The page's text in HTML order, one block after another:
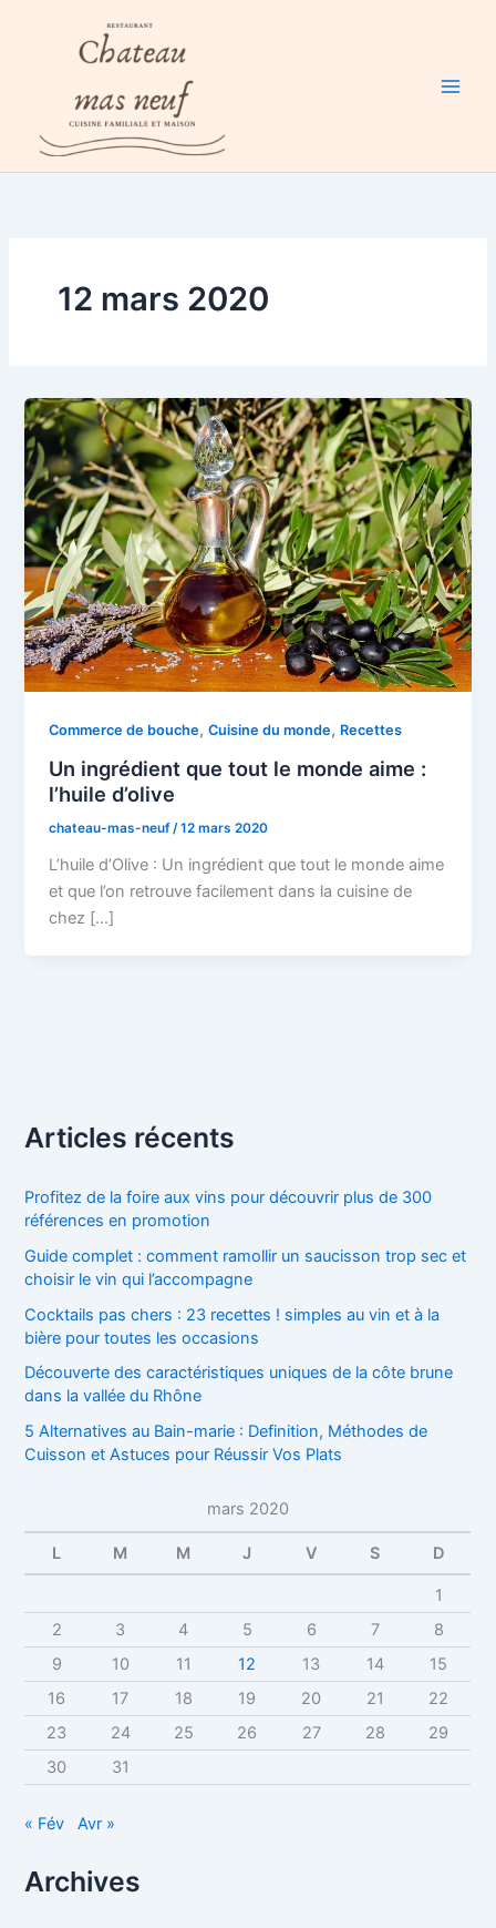
12 mars 2020
Commerce de bouche,Cuisine du monde, Recettes
Un ingrédient que tout le monde aime :
l’huile d’olive
chateau-mas-neuf/12 mars 2020
L’huile d’Olive : Un ingrédient que tout le monde aime
et que l’on retrouve facilement dans la cuisine de
chez […]
Articles récents
Profitez de la foire aux vins pour découvrir plus de 300
références en promotion
Guide complet : comment ramollir un saucisson trop sec et
choisir le vin qui l’accompagne
Cocktails pas chers : 23 recettes ! simples au vin et à la
bière pour toutes les occasions
Découverte des caractéristiques uniques de la côte brune
dans la vallée du Rhône
5 Alternatives au Bain-marie : Definition, Méthodes de
Cuisson et Astuces pour Réussir Vos Plats
mars 2020
L M M J V S D
1
2
3 4 5 6 7
8
9
10 11 12 13 14
15
16
17 18 19 20 21
22
23
24 25 26 27 28
29
30
31
« Fév Avr »
Archives